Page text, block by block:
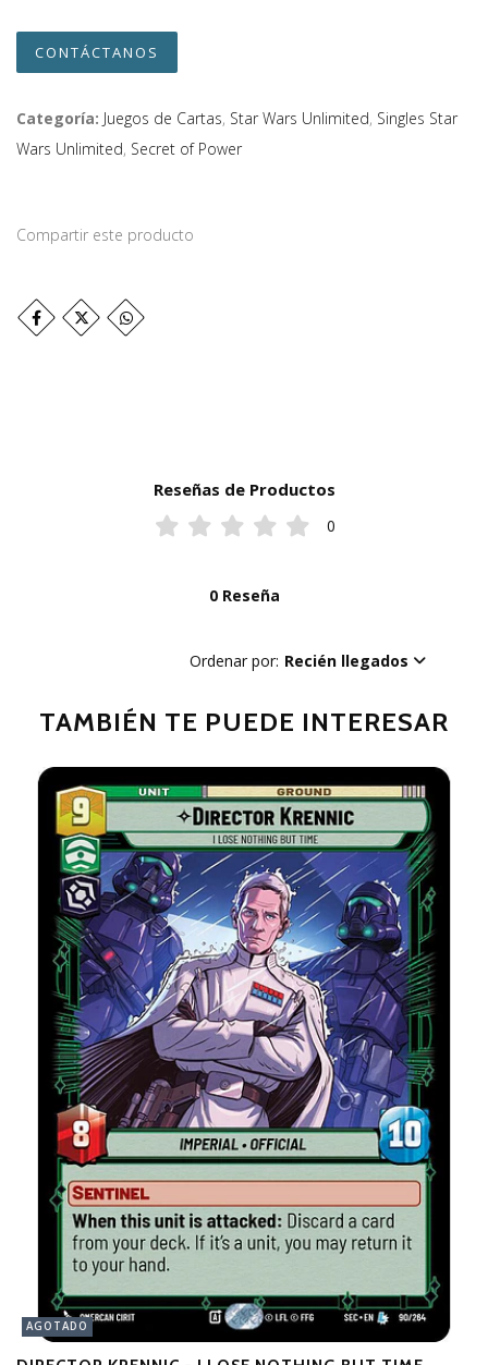
CONTÁCTANOS
Categoría: Juegos de Cartas, Star Wars Unlimited, Singles Star
Wars Unlimited, Secret of Power
Compartir este producto
Reseñas de Productos
0
0 Reseña
Ordenar por: Recién llegados
TAMBIÉN TE PUEDE INTERESAR
AGOTADO